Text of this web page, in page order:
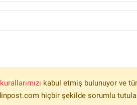
kabul etmiş bulunuyor ve
hiçbir şekilde sorumlu